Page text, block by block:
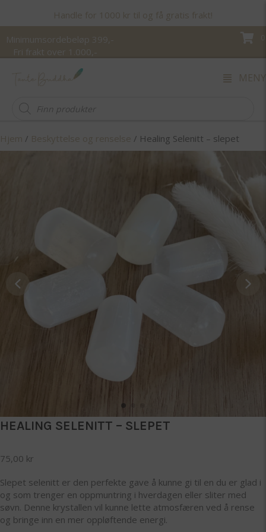
Handle for 1000 kr til og få gratis frakt!
Minimumsordebeløp 399,-
Fri frakt over 1.000,-
MENY
Products
search
Hjem / Beskyttelse og renselse / Healing Selenitt – slepet
HEALING SELENITT – SLEPET
75,00 kr
Slepet selenitt er den perfekte gave å kunne gi til en du er glad i
og som trenger en oppmuntring i hverdagen eller sliter med
søvn. Denne krystallen vil kunne lette atmosfæren ved å rense
og bringe inn en mer oppløftende energi.